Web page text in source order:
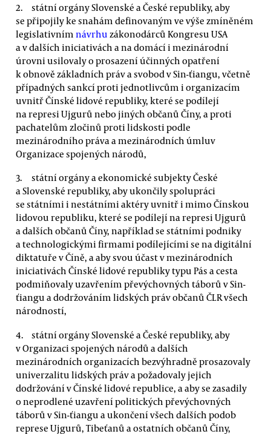
státní orgány Slovenské a České republiky, aby
se připojily ke snahám definovaným ve výše zmíněném
legislativním návrhu zákonodárců Kongresu USA
a v dalších iniciativách a na domácí i mezinárodní
úrovni usilovaly o prosazení účinných opatření
k obnově základních práv a svobod v Sin-ťiangu, včetně
případných sankcí proti jednotlivcům i organizacím
uvnitř Čínské lidové republiky, které se podílejí
na represi Ujgurů nebo jiných občanů Číny, a proti
pachatelům zločinů proti lidskosti podle
mezinárodního práva a mezinárodních úmluv
Organizace spojených národů,
státní orgány a ekonomické subjekty České
a Slovenské republiky, aby ukončily spolupráci
se státními i nestátními aktéry uvnitř i mimo Čínskou
lidovou republiku, které se podílejí na represi Ujgurů
a dalších občanů Číny, například se státními podniky
a technologickými firmami podílejícími se na digitální
diktatuře v Číně, a aby svou účast v mezinárodních
iniciativách Čínské lidové republiky typu Pás a cesta
podmiňovaly uzavřením převýchovných táborů v Sin-
ťiangu a dodržováním lidských práv občanů ČLR všech
národností,
státní orgány Slovenské a České republiky, aby
v Organizaci spojených národů a dalších
mezinárodních organizacích bezvýhradně prosazovaly
univerzalitu lidských práv a požadovaly jejich
dodržování v Čínské lidové republice, a aby se zasadily
o neprodlené uzavření politických převýchovných
táborů v Sin-ťiangu a ukončení všech dalších podob
represe Ujgurů, Tibeťanů a ostatních občanů Číny,